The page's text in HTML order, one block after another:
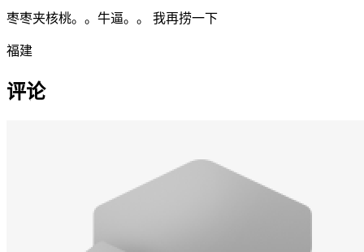
枣枣夹核桃。。牛逼。。 我再捞一下
福建
评论